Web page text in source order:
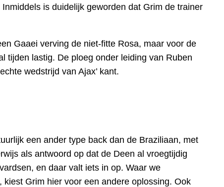
is duidelijk geworden dat Grim de trainer
Gaaei verving de niet-fitte Rosa, maar voor de
tijden lastig. De ploeg onder leiding van Ruben
wedstrijd van Ajax’ kant.
een ander type back dan de Braziliaan, met
als antwoord op dat de Deen al vroegtijdig
en daar valt iets in op. Waar we
Grim hier voor een andere oplossing. Ook